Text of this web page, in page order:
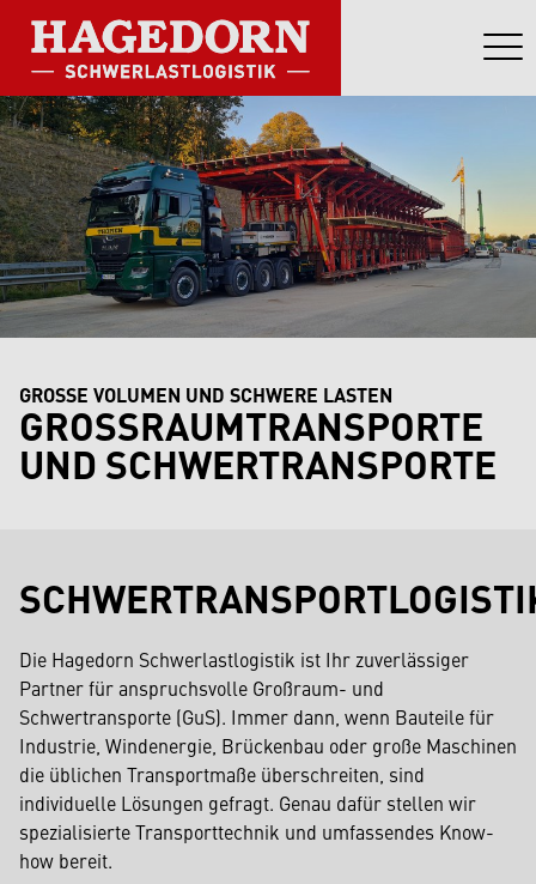
GROSSE VOLUMEN UND SCHWERE LASTEN
GROSSRAUMTRANSPORTE U
ND SCHWERTRANSPORTE
Die Hagedorn Schwerlastlogistik ist Ihr zuverlässiger
Partner für anspruchsvolle Großraum- und
Schwertransporte (GuS). Immer dann, wenn Bauteile für
Industrie, Windenergie, Brückenbau oder große Maschinen
die üblichen Transportmaße überschreiten, sind
individuelle Lösungen gefragt. Genau dafür stellen wir
spezialisierte Transporttechnik und umfassendes Know-
how bereit.